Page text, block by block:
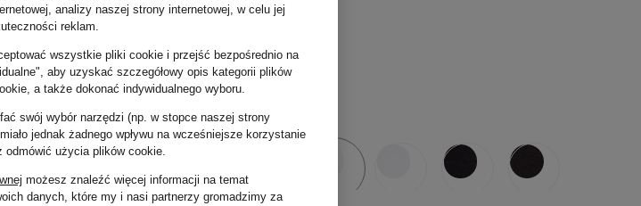
zł
regularna:
STRETCH, 3
analizy naszej strony internetowej, w celu jej
reklam.
wszystkie pliki cookie i przejść bezpośrednio na
aby uzyskać szczegółowy opis kategorii plików
a także dokonać indywidualnego wyboru.
swój wybór narzędzi (np. w stopce naszej strony
jednak żadnego wpływu na wcześniejsze korzystanie
odmówić użycia plików cookie.
możesz znaleźć więcej informacji na temat
danych, które my i nasi partnerzy gromadzimy za